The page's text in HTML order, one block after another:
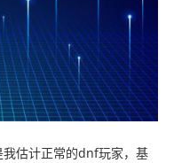
估计正常的dnf玩家，基